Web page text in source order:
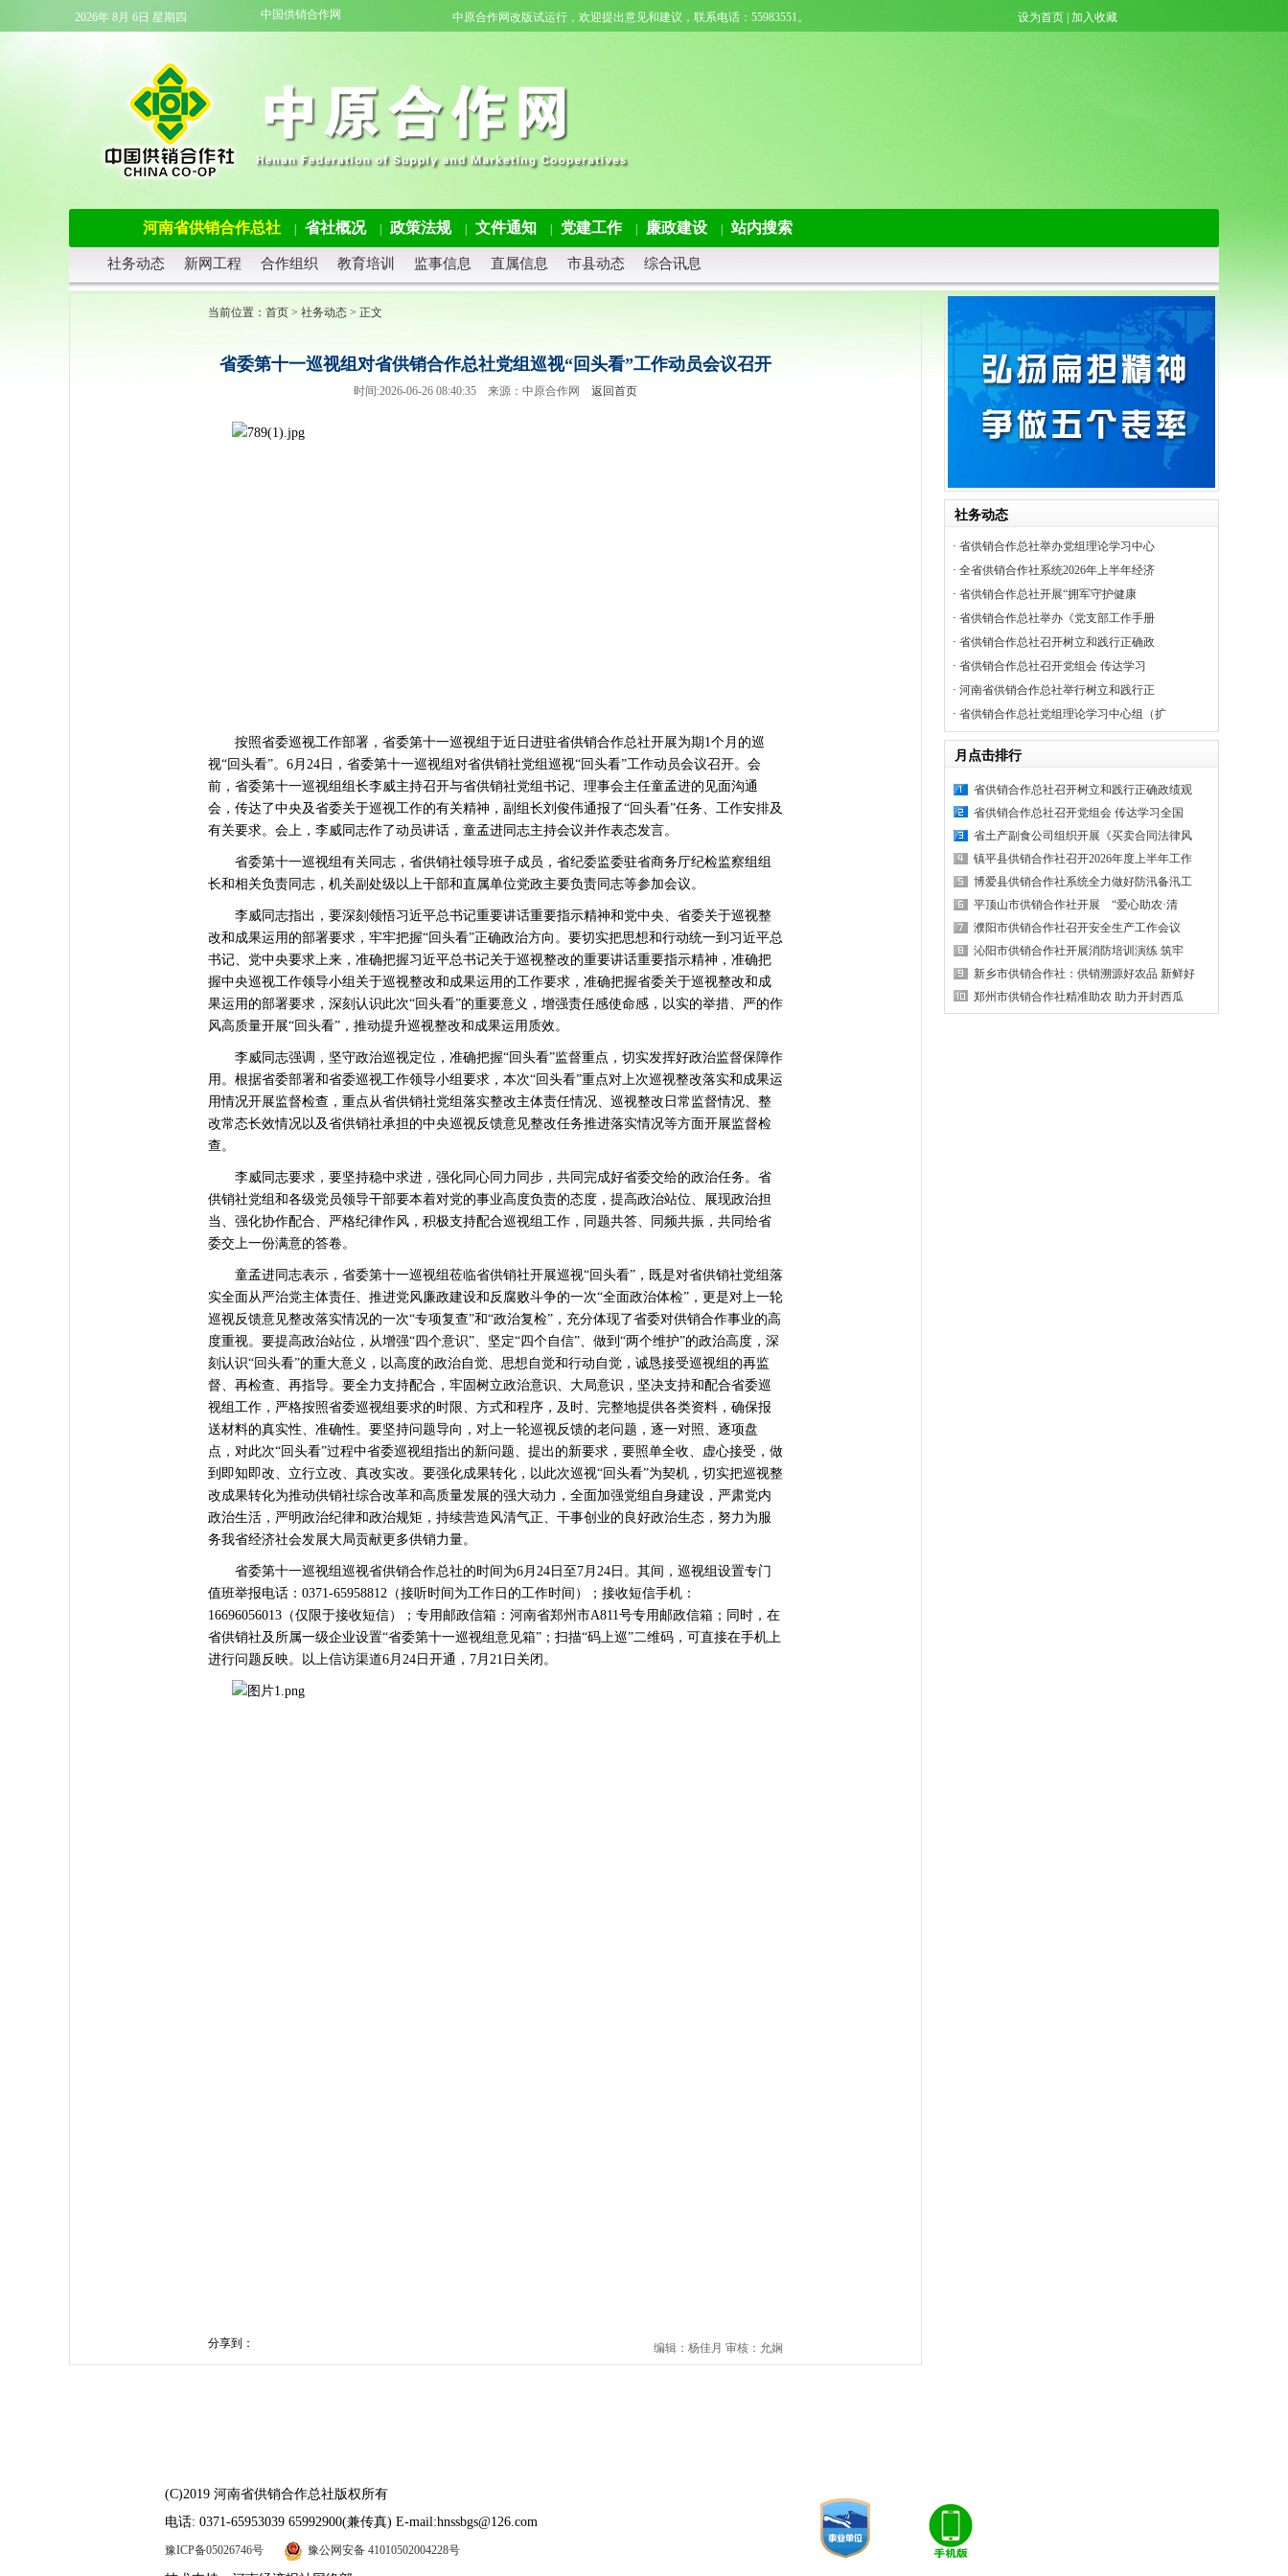
2026年 8月 6日 星期四 中国供销合作网 中原合作网改版试运行，欢迎提出意见和建议，联系电话：55983551。 设为首页 加入收藏
河南省供销合作总社 省社概况 政策法规 文件通知 党建工作 廉政建设 站内搜索
社务动态 新网工程 合作组织 教育培训 监事信息 直属信息 市县动态 综合讯息
当前位置： 首页 > 社务动态 > 正文
省委第十一巡视组对省供销合作总社党组巡视“回头看”工作动员会议召开
时间:2026-06-26 08:40:35 来源：中原合作网 返回首页
按照省委巡视工作部署，省委第十一巡视组于近日进驻省供销合作总社开展为期1个月的巡
视“回头看”。6月24日，省委第十一巡视组对省供销社党组巡视“回头看”工作动员会议召开。会
前，省委第十一巡视组组长李威主持召开与省供销社党组书记、理事会主任童孟进的见面沟通
会，传达了中央及省委关于巡视工作的有关精神，副组长刘俊伟通报了“回头看”任务、工作安排及
有关要求。会上，李威同志作了动员讲话，童孟进同志主持会议并作表态发言。
省委第十一巡视组有关同志，省供销社领导班子成员，省纪委监委驻省商务厅纪检监察组组
长和相关负责同志，机关副处级以上干部和直属单位党政主要负责同志等参加会议。
李威同志指出，要深刻领悟习近平总书记重要讲话重要指示精神和党中央、省委关于巡视整
改和成果运用的部署要求，牢牢把握“回头看”正确政治方向。要切实把思想和行动统一到习近平总
书记、党中央要求上来，准确把握习近平总书记关于巡视整改的重要讲话重要指示精神，准确把
握中央巡视工作领导小组关于巡视整改和成果运用的工作要求，准确把握省委关于巡视整改和成
果运用的部署要求，深刻认识此次“回头看”的重要意义，增强责任感使命感，以实的举措、严的作
风高质量开展“回头看”，推动提升巡视整改和成果运用质效。
李威同志强调，坚守政治巡视定位，准确把握“回头看”监督重点，切实发挥好政治监督保障作
用。根据省委部署和省委巡视工作领导小组要求，本次“回头看”重点对上次巡视整改落实和成果运
用情况开展监督检查，重点从省供销社党组落实整改主体责任情况、巡视整改日常监督情况、整
改常态长效情况以及省供销社承担的中央巡视反馈意见整改任务推进落实情况等方面开展监督检
查。
李威同志要求，要坚持稳中求进，强化同心同力同步，共同完成好省委交给的政治任务。省
供销社党组和各级党员领导干部要本着对党的事业高度负责的态度，提高政治站位、展现政治担
当、强化协作配合、严格纪律作风，积极支持配合巡视组工作，同题共答、同频共振，共同给省
委交上一份满意的答卷。
童孟进同志表示，省委第十一巡视组莅临省供销社开展巡视“回头看”，既是对省供销社党组落
实全面从严治党主体责任、推进党风廉政建设和反腐败斗争的一次“全面政治体检”，更是对上一轮
巡视反馈意见整改落实情况的一次“专项复查”和“政治复检”，充分体现了省委对供销合作事业的高
度重视。要提高政治站位，从增强“四个意识”、坚定“四个自信”、做到“两个维护”的政治高度，深
刻认识“回头看”的重大意义，以高度的政治自觉、思想自觉和行动自觉，诚恳接受巡视组的再监
督、再检查、再指导。要全力支持配合，牢固树立政治意识、大局意识，坚决支持和配合省委巡
视组工作，严格按照省委巡视组要求的时限、方式和程序，及时、完整地提供各类资料，确保报
送材料的真实性、准确性。要坚持问题导向，对上一轮巡视反馈的老问题，逐一对照、逐项盘
点，对此次“回头看”过程中省委巡视组指出的新问题、提出的新要求，要照单全收、虚心接受，做
到即知即改、立行立改、真改实改。要强化成果转化，以此次巡视“回头看”为契机，切实把巡视整
改成果转化为推动供销社综合改革和高质量发展的强大动力，全面加强党组自身建设，严肃党内
政治生活，严明政治纪律和政治规矩，持续营造风清气正、干事创业的良好政治生态，努力为服
务我省经济社会发展大局贡献更多供销力量。
省委第十一巡视组巡视省供销合作总社的时间为6月24日至7月24日。其间，巡视组设置专门
值班举报电话：0371-65958812（接听时间为工作日的工作时间）；接收短信手机：
16696056013（仅限于接收短信）；专用邮政信箱：河南省郑州市A811号专用邮政信箱；同时，在
省供销社及所属一级企业设置“省委第十一巡视组意见箱”；扫描“码上巡”二维码，可直接在手机上
进行问题反映。以上信访渠道6月24日开通，7月21日关闭。
分享到： 编辑：杨佳月 审核：允娴
社务动态
· 省供销合作总社举办党组理论学习中心
· 全省供销合作社系统2026年上半年经济
· 省供销合作总社开展“拥军守护健康
· 省供销合作总社举办《党支部工作手册
· 省供销合作总社召开树立和践行正确政
· 省供销合作总社召开党组会 传达学习
· 河南省供销合作总社举行树立和践行正
· 省供销合作总社党组理论学习中心组（扩
月点击排行
省供销合作总社召开树立和践行正确政绩观
省供销合作总社召开党组会 传达学习全国
省土产副食公司组织开展《买卖合同法律风
镇平县供销合作社召开2026年度上半年工作
博爱县供销合作社系统全力做好防汛备汛工
平顶山市供销合作社开展 “爱心助农·清
濮阳市供销合作社召开安全生产工作会议
沁阳市供销合作社开展消防培训演练 筑牢
新乡市供销合作社：供销溯源好农品 新鲜好
郑州市供销合作社精准助农 助力开封西瓜
(C)2019 河南省供销合作总社版权所有
电话: 0371-65953039 65992900(兼传真) E-mail:hnssbgs@126.com
豫ICP备05026746号 豫公网安备 41010502004228号